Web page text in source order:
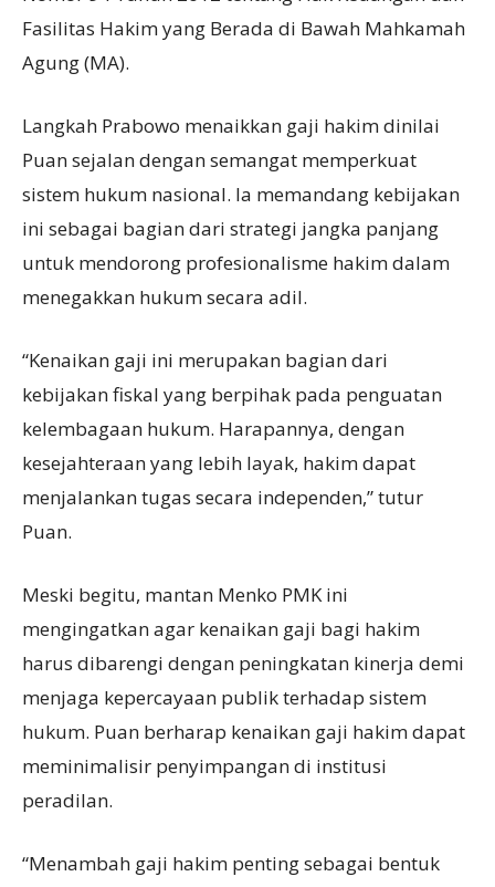
Fasilitas Hakim yang Berada di Bawah Mahkamah
Agung (MA).
Langkah Prabowo menaikkan gaji hakim dinilai
Puan sejalan dengan semangat memperkuat
sistem hukum nasional. Ia memandang kebijakan
ini sebagai bagian dari strategi jangka panjang
untuk mendorong profesionalisme hakim dalam
menegakkan hukum secara adil.
“Kenaikan gaji ini merupakan bagian dari
kebijakan fiskal yang berpihak pada penguatan
kelembagaan hukum. Harapannya, dengan
kesejahteraan yang lebih layak, hakim dapat
menjalankan tugas secara independen,” tutur
Puan.
Meski begitu, mantan Menko PMK ini
mengingatkan agar kenaikan gaji bagi hakim
harus dibarengi dengan peningkatan kinerja demi
menjaga kepercayaan publik terhadap sistem
hukum. Puan berharap kenaikan gaji hakim dapat
meminimalisir penyimpangan di institusi
peradilan.
“Menambah gaji hakim penting sebagai bentuk